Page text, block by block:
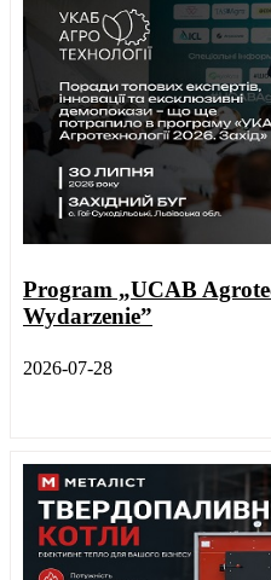
Program „UCAB
Wydarzenie”
2026-07-28